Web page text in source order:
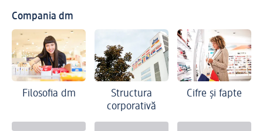
Compania dm
Filosofia dm
Structura
corporativă
Cifre și fapte